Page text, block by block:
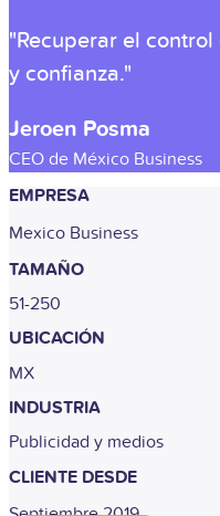
"Recuperar el
y confianza."
Jeroen Posma
CEO de México Business
EMPRESA
Mexico Business
TAMAÑO
51-250
UBICACIÓN
MX
INDUSTRIA
Publicidad y medios
CLIENTE DESDE